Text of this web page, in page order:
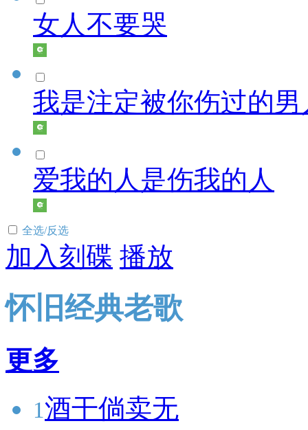
女人不要哭
我是注定被你伤过的男
爱我的人是伤我的人
全选/反选
加入刻碟 播放
怀旧经典老歌
更多
1酒干倘卖无